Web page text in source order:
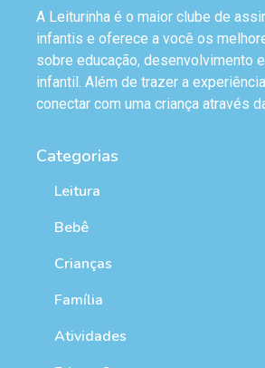
A Leiturinha é o maior clube de
infantis e oferece a você os
sobre educação, desenvolvimento
infantil. Além de trazer a
conectar com uma criança através
Categorias
Leitura
Bebê
Crianças
Família
Atividades